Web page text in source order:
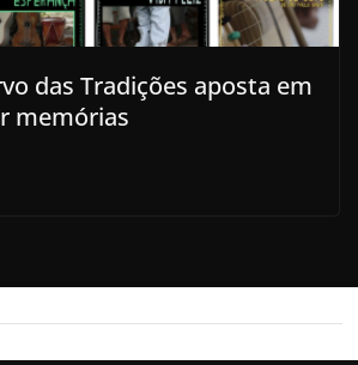
das Tradições aposta em
memórias